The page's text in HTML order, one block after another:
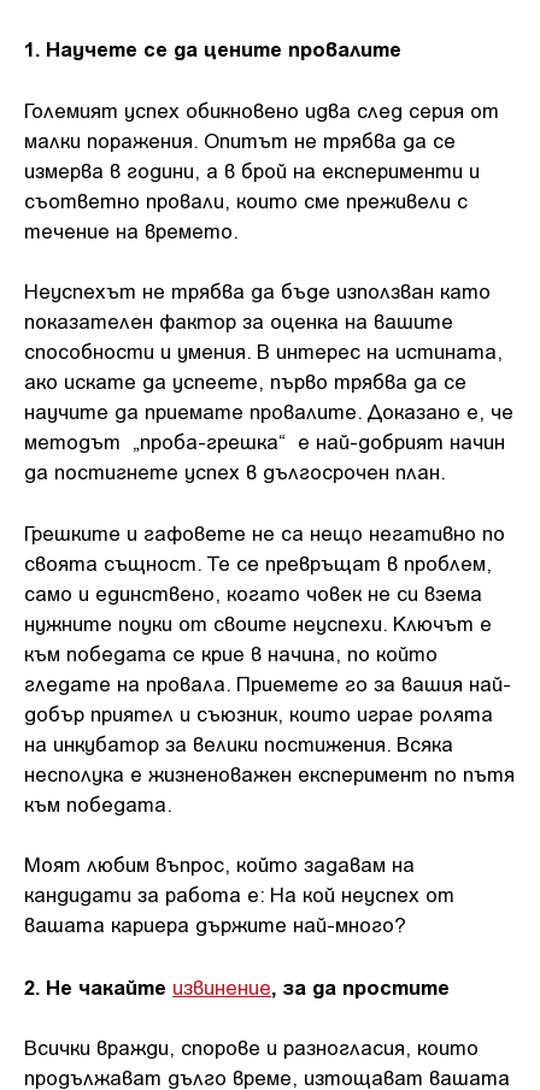
1. Научете се да цените провалите
Големият успех обикновено идва след серия от
малки поражения. Опитът не трябва да се
измерва в години, а в брой на експерименти и
съответно провали, които сме преживели с
течение на времето.
Неуспехът не трябва да бъде използван като
показателен фактор за оценка на вашите
способности и умения. В интерес на истината,
ако искате да успеете, първо трябва да се
научите да приемате провалите. Доказано е, че
методът „проба-грешка“ е най-добрият начин
да постигнете успех в дългосрочен план.
Грешките и гафовете не са нещо негативно по
своята същност. Те се превръщат в проблем,
само и единствено, когато човек не си взема
нужните поуки от своите неуспехи. Ключът е
към победата се крие в начина, по който
гледате на провала. Приемете го за вашия най-
добър приятел и съюзник, които играе ролята
на инкубатор за велики постижения. Всяка
несполука е жизненоважен експеримент по пътя
към победата.
Моят любим въпрос, който задавам на
кандидати за работа е: На кой неуспех от
вашата кариера държите най-много?
2. Не чакайте извинение , за да простите
Всички вражди, спорове и разногласия, които
продължават дълго време, изтощават вашата